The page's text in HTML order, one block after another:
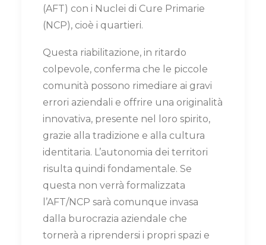
(AFT) con i Nuclei di Cure Primarie
(NCP), cioè i quartieri.
Questa riabilitazione, in ritardo
colpevole, conferma che le piccole
comunità possono rimediare ai gravi
errori aziendali e offrire una originalità
innovativa, presente nel loro spirito,
grazie alla tradizione e alla cultura
identitaria. L’autonomia dei territori
risulta quindi fondamentale. Se
questa non verrà formalizzata
l’AFT/NCP sarà comunque invasa
dalla burocrazia aziendale che
tornerà a riprendersi i propri spazi e